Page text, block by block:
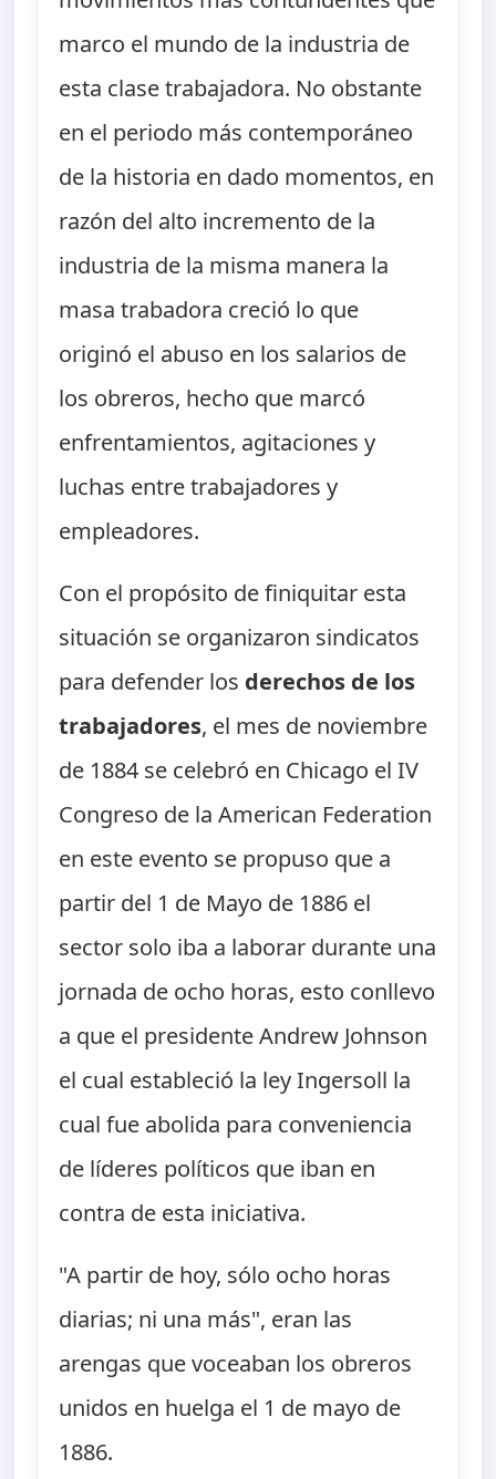
marco el mundo de la industria de
esta clase trabajadora. No obstante
en el periodo más contemporáneo
de la historia en dado momentos, en
razón del alto incremento de la
industria de la misma manera la
masa trabadora creció lo que
originó el abuso en los salarios de
los obreros, hecho que marcó
enfrentamientos, agitaciones y
luchas entre trabajadores y
empleadores.
Con el propósito de finiquitar esta
situación se organizaron sindicatos
para defender los derechos de los
trabajadores, el mes de noviembre
de 1884 se celebró en Chicago el IV
Congreso de la American Federation
en este evento se propuso que a
partir del 1 de Mayo de 1886 el
sector solo iba a laborar durante una
jornada de ocho horas, esto conllevo
a que el presidente Andrew Johnson
el cual estableció la ley Ingersoll la
cual fue abolida para conveniencia
de líderes políticos que iban en
contra de esta iniciativa.
"A partir de hoy, sólo ocho horas
diarias; ni una más", eran las
arengas que voceaban los obreros
unidos en huelga el 1 de mayo de
1886.